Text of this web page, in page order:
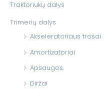
Traktoriukų dalys
Trimerių dalys
Akseleratoriaus trosai
Amortizatoriai
Apsaugos
Diržai